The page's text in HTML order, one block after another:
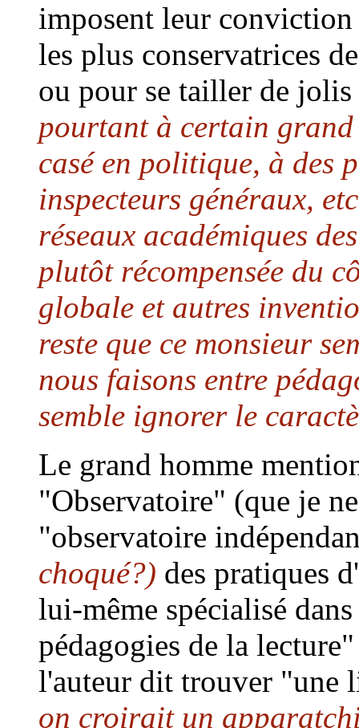
imposent leur conviction
les plus conservatrices
ou pour se tailler de
pourtant à certain
casé en politique, à des
inspecteurs généraux,
réseaux académiques
plutôt récompensée du
globale et autres
reste que ce monsieur
nous faisons entre
semble ignorer le
Le grand homme
"Observatoire" (que je
"observatoire
choqué?) des pratiques
lui-même spécialisé
pédagogies de la
l'auteur dit trouver "une
on croirait un